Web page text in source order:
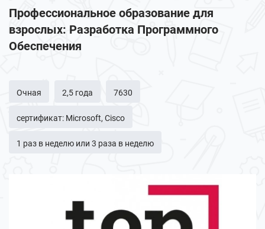
Профессиональное образование для
взрослых: Разработка Программного
Обеспечения
Очная 2,5 года 7630
сертификат: Microsoft, Cisco
1 раз в неделю или 3 раза в неделю